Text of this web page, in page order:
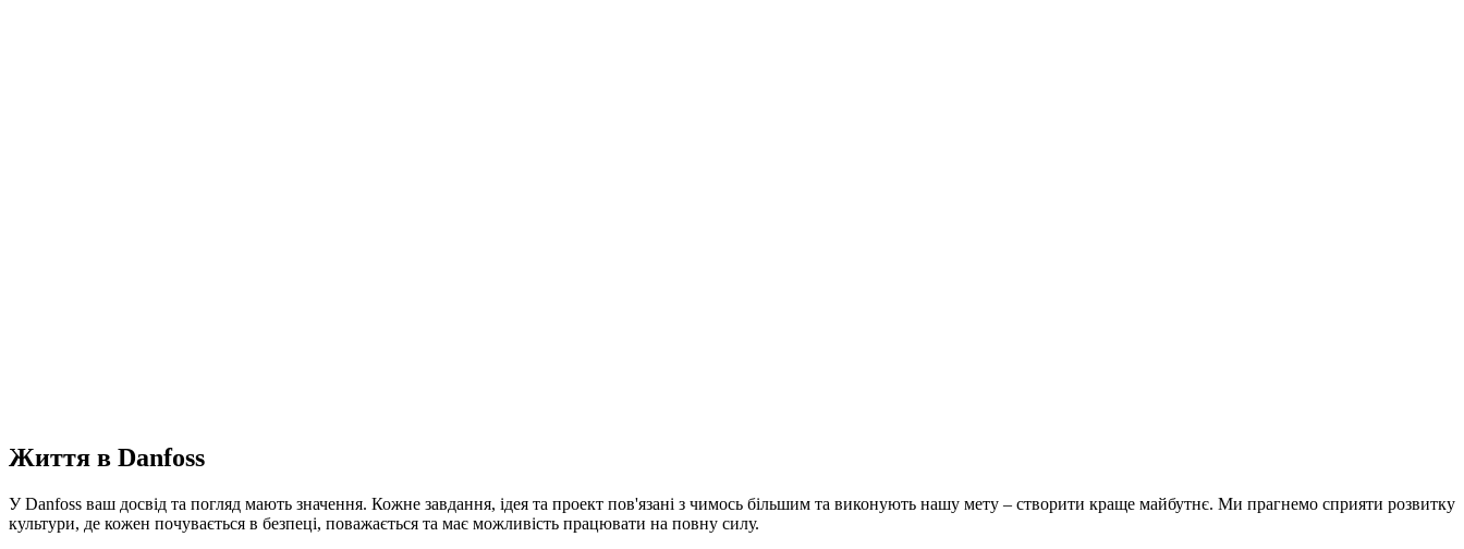
Життя в Danfoss
У Danfoss ваш досвід та погляд мають значення. Кожне завдання, ідея та проект пов'язані з чимось більшим та виконують нашу мету – створити краще майбутнє. Ми прагнемо сприяти розвитку
культури, де кожен почувається в безпеці, поважається та має можливість працювати на повну силу.